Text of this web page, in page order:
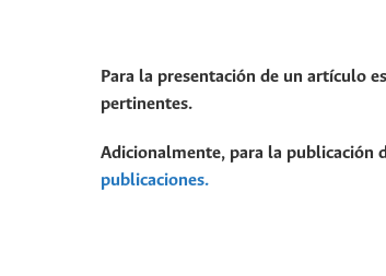
Para la presentación de un artículo
pertinentes.
Adicionalmente, para la publicación
publicaciones.